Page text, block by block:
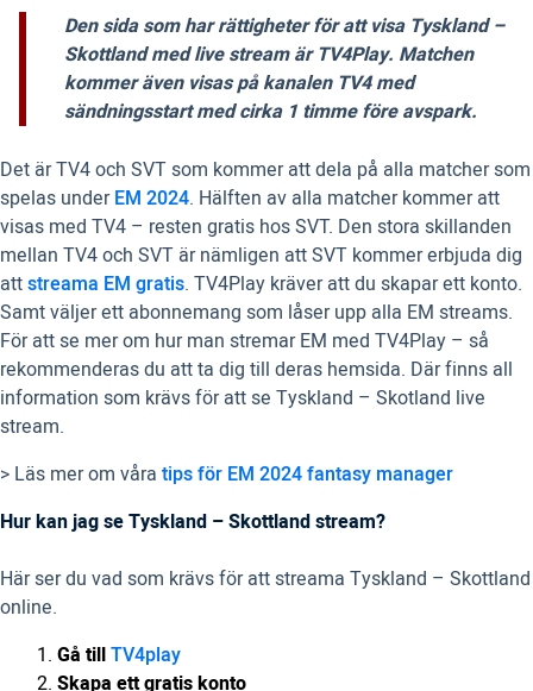
Den sida som har rättigheter för att visa Tyskland –
Skottland med live stream är TV4Play. Matchen
kommer även visas på kanalen TV4 med
sändningsstart med cirka 1 timme före avspark.
Det är TV4 och SVT som kommer att dela på alla matcher som
spelas underEM 2024. Hälften av alla matcher kommer att
visas med TV4 – resten gratis hos SVT. Den stora skillanden
mellan TV4 och SVT är nämligen att SVT kommer erbjuda dig
attstreama EM gratis. TV4Play kräver att du skapar ett konto.
Samt väljer ett abonnemang som låser upp alla EM streams.
För att se mer om hur man stremar EM med TV4Play – så
rekommenderas du att ta dig till deras hemsida. Där finns all
information som krävs för att se Tyskland – Skotland live
stream.
> Läs mer om våra tips för EM 2024 fantasy manager
Hur kan jag se Tyskland – Skottland stream?
Här ser du vad som krävs för att streama Tyskland – Skottland
online.
Gå tillTV4play
Skapa ett gratis konto